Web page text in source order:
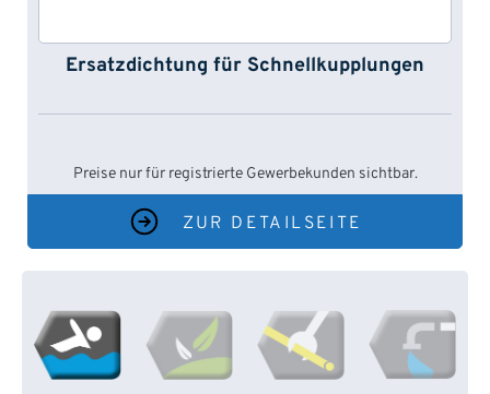
Ersatzdichtung für Schnellkupplungen
Preise nur für registrierte Gewerbekunden sichtbar.
ZUR DETAILSEITE